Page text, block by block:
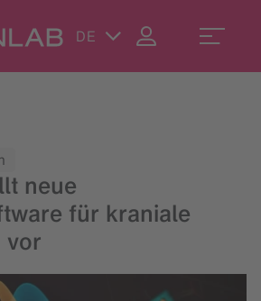
DE
neue
für kraniale
vor